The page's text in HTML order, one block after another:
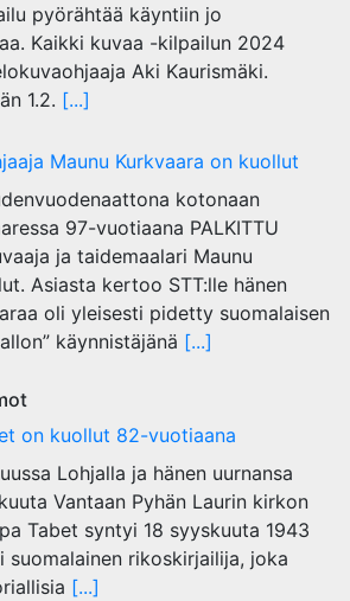
pyörähtää käyntiin jo
Kaikki kuvaa -kilpailun 2024
Aki Kaurismäki.
1.2. [...]
Maunu Kurkvaara on kuollut
kotonaan
97-vuotiaana PALKITTU
ja taidemaalari Maunu
Asiasta kertoo STT:lle hänen
oli yleisesti pidetty suomalaisen
käynnistäjänä [...]
on kuollut 82-vuotiaana
Lohjalla ja hänen uurnansa
Vantaan Pyhän Laurin kirkon
Tabet syntyi 18 syyskuuta 1943
suomalainen rikoskirjailija, joka
[...]